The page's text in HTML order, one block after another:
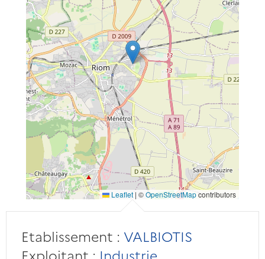
Leaflet | ©OpenStreetMapcontributors
Etablissement : VALBIOTIS
Exploitant : Industrie